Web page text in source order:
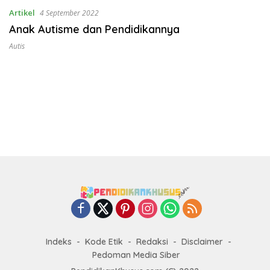
Artikel 4 September 2022
Anak Autisme dan Pendidikannya
Autis
Indeks Kode Etik Redaksi
Disclaimer
Pedoman Media Siber